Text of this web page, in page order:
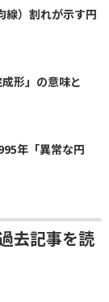
線）割れが示す円
形」の意味と
年「異常な円
去記事を読